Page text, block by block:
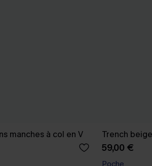
manches à col en V Trench
59,00 €
Poche